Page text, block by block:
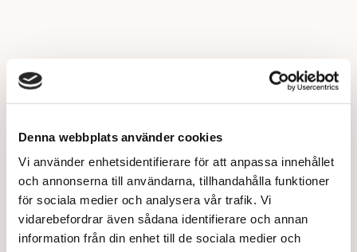
Denna webbplats använder cookies
Vi använder enhetsidentifierare för att anpassa innehållet
och annonserna till användarna, tillhandahålla funktioner
för sociala medier och analysera vår trafik. Vi
vidarebefordrar även sådana identifierare och annan
information från din enhet till de sociala medier och